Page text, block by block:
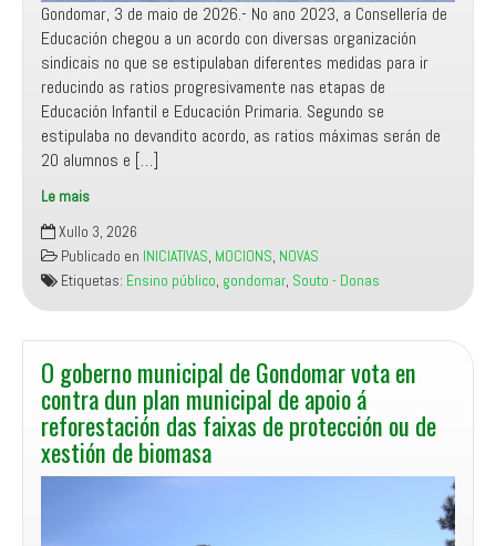
Gondomar, 3 de maio de 2026.- No ano 2023, a Consellería de
Educación chegou a un acordo con diversas organización
sindicais no que se estipulaban diferentes medidas para ir
reducindo as ratios progresivamente nas etapas de
Educación Infantil e Educación Primaria. Segundo se
estipulaba no devandito acordo, as ratios máximas serán de
20 alumnos e […]
Le mais
Manifesto
Miñor
denuncia
a
intención
da
Consellería
de
Educación
de
recortar
Xullo 3, 2026
Publicado en INICIATIVAS, MOCIONS, NOVAS
Etiquetas: Ensino público, gondomar, Souto - Donas
O goberno municipal de Gondomar vota en
contra dun plan municipal de apoio á
reforestación das faixas de protección ou de
xestión de biomasa